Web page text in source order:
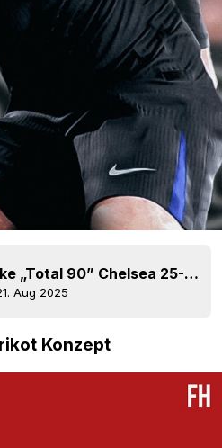
Nike „Total 90” Chelsea 25-26 drittes Trikot veröffentlicht
Aug 2025
Konzept